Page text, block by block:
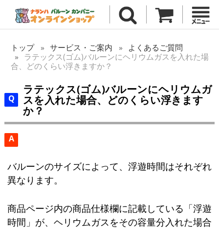
トップ サービス・ご案内
よくあるご質問
ラテックス(ゴム)バルーンにヘリウムガスを入れた場
合、どのくらい浮きますか？
ラテックス(ゴム)バルーンにヘリウムガ
スを入れた場合、どのくらい浮きます
か？
A
バルーンのサイズによって、浮遊時間はそれぞれ
異なります。
商品ページ内の商品仕様欄に記載している「浮遊
時間」が、ヘリウムガスをその容量分入れた場合